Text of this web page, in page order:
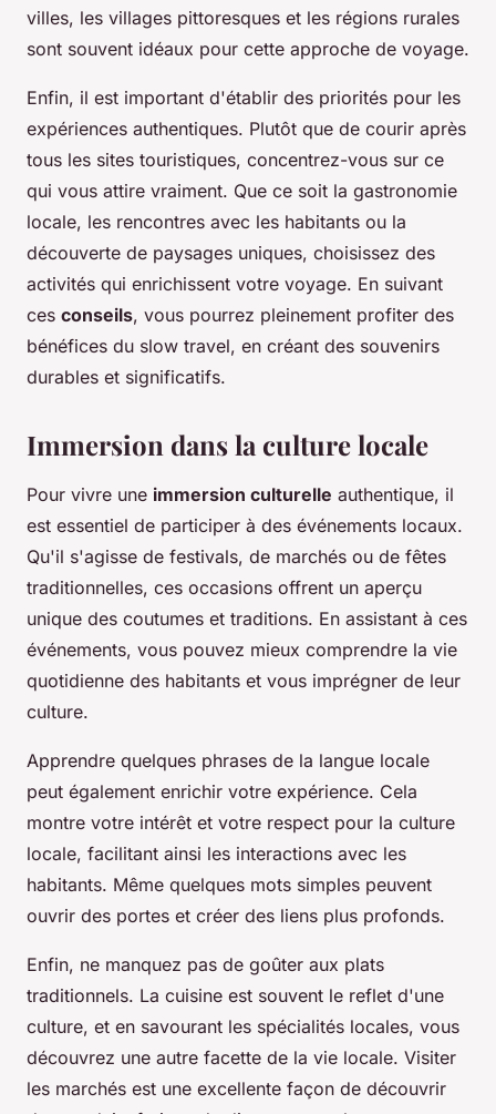
villes, les villages pittoresques et les régions rurales
sont souvent idéaux pour cette approche de voyage.
Enfin, il est important d'établir des priorités pour les
expériences authentiques. Plutôt que de courir après
tous les sites touristiques, concentrez-vous sur ce
qui vous attire vraiment. Que ce soit la gastronomie
locale, les rencontres avec les habitants ou la
découverte de paysages uniques, choisissez des
activités qui enrichissent votre voyage. En suivant
ces conseils, vous pourrez pleinement profiter des
bénéfices du slow travel, en créant des souvenirs
durables et significatifs.
Immersion dans la culture locale
Pour vivre une immersion culturelle authentique, il
est essentiel de participer à des événements locaux.
Qu'il s'agisse de festivals, de marchés ou de fêtes
traditionnelles, ces occasions offrent un aperçu
unique des coutumes et traditions. En assistant à ces
événements, vous pouvez mieux comprendre la vie
quotidienne des habitants et vous imprégner de leur
culture.
Apprendre quelques phrases de la langue locale
peut également enrichir votre expérience. Cela
montre votre intérêt et votre respect pour la culture
locale, facilitant ainsi les interactions avec les
habitants. Même quelques mots simples peuvent
ouvrir des portes et créer des liens plus profonds.
Enfin, ne manquez pas de goûter aux plats
traditionnels. La cuisine est souvent le reflet d'une
culture, et en savourant les spécialités locales, vous
découvrez une autre facette de la vie locale. Visiter
les marchés est une excellente façon de découvrir